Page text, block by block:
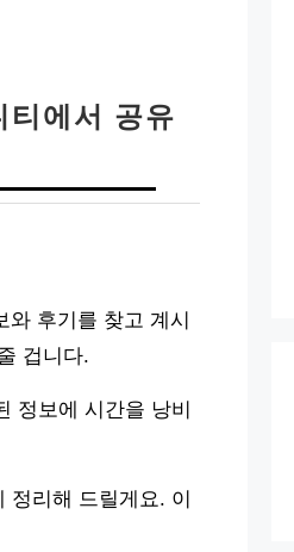
에서 공유
와 후기를 찾고 계시
겁니다.
정보에 시간을 낭비
정리해 드릴게요. 이